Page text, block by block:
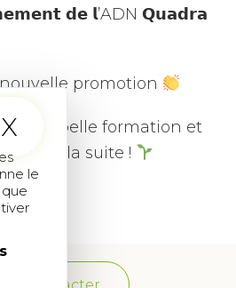
le
X Masquer le
𝗱𝗲 𝗹’ADN 𝗤𝘂𝗮𝗱𝗿𝗮
promotion
une belle formation et
pour la suite !